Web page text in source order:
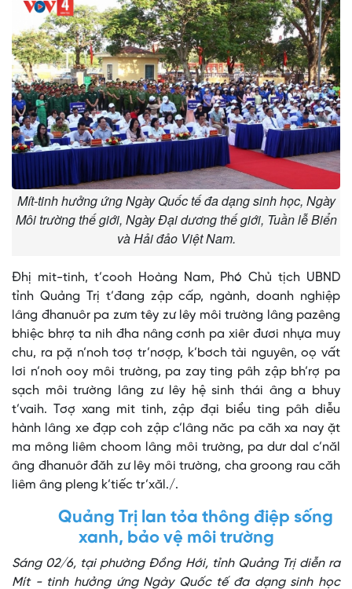
Mít-tinh hưởng ứng Ngày Quốc tế đa dạng sinh học, Ngày
Môi trường thế giới, Ngày Đại dương thế giới, Tuần lễ Biển
và Hải đảo Việt Nam.
Đhị mit-tinh, t’cooh Hoàng Nam, Phó Chủ tịch UBND
tỉnh Quảng Trị t’đang zập cấp, ngành, doanh nghiệp
lâng đhanuôr pa zưm têy zư lêy môi trường lâng pazêng
bhiệc bhrợ ta nih đha nâng cơnh pa xiêr đươi nhựa muy
chu, ra pặ n’noh tơợ tr’nơợp, k’bơch tài nguyên, oọ vất
lơi n’noh ooy môi trường, pa zay ting pâh zập bh’rợ pa
sạch môi trường lâng zư lêy hệ sinh thái âng a bhuy
t’vaih. Tơợ xang mit tinh, zập đại biểu ting pâh diễu
hành lâng xe đạp coh zập c’lâng năc pa căh xa nay ặt
ma mông liêm choom lâng môi trường, pa dưr dal c’năl
âng đhanuôr đăh zư lêy môi trường, cha groong rau căh
liêm âng pleng k’tiếc tr’xăl./.
Quảng Trị lan tỏa thông điệp sống
xanh, bảo vệ môi trường
Sáng 02/6, tại phường Đồng Hới, tỉnh Quảng Trị diễn ra
Mít - tinh hưởng ứng Ngày Quốc tế đa dạng sinh học